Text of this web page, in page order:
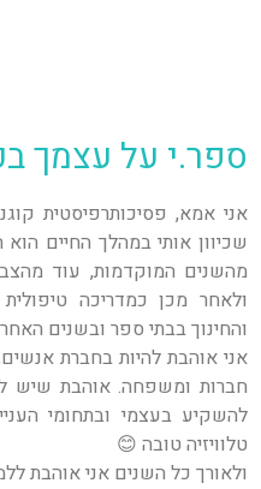
ספר.י על עצמך
אני אמא, פסיכותרפיסטית
שכיוון אותי במהלך החיים
מהשנים המוקדמות, עוד
ולאחר מכן כמדריכה
והחינוך בבתי ספר ובשנים
אני אוהבת להיות בחברת
חברות ומשפחה. אוהבת שיש
להשקיע בעצמי ובתחומי
טלוויזיה טובה 😊
ולאורך כל השנים אני אוהבת